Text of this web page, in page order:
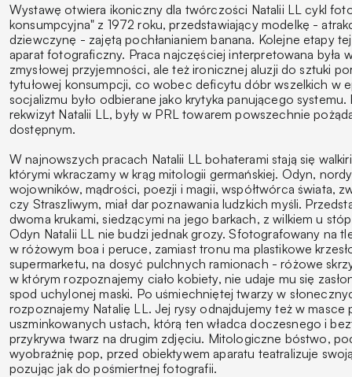
Wystawę otwiera ikoniczny dla twórczości Natalii LL cykl
konsumpcyjna" z 1972 roku, przedstawiający modelkę -
dziewczynę - zajętą pochłanianiem banana. Kolejne etapy
aparat fotograficzny. Praca najczęściej interpretowana była
zmysłowej przyjemności, ale też ironicznej aluzji do sztuki
tytułowej konsumpcji, co wobec deficytu dóbr wszelkich w
socjalizmu było odbierane jako krytyka panującego
rekwizyt Natalii LL, były w PRL towarem powszechnie
dostępnym.
W najnowszych pracach Natalii LL bohaterami stają się
którymi wkraczamy w krąg mitologii germańskiej. Odyn,
wojowników, mądrości, poezji i magii, współtwórca świata,
czy Straszliwym, miał dar poznawania ludzkich myśli.
dwoma krukami, siedzącymi na jego barkach, z wilkiem u
Odyn Natalii LL nie budzi jednak grozy. Sfotografowany na
w różowym boa i peruce, zamiast tronu ma plastikowe
supermarketu, na dosyć pulchnych ramionach - różowe
w którym rozpoznajemy ciało kobiety, nie udaje mu się
spod uchylonej maski. Po uśmiechniętej twarzy w
rozpoznajemy Natalię LL. Jej rysy odnajdujemy też w masce
uszminkowanych ustach, którą ten władca doczesnego i
przykrywa twarz na drugim zdjęciu. Mitologiczne bóstwo,
wyobraźnię pop, przed obiektywem aparatu teatralizuje
pozując jak do pośmiertnej fotografii.